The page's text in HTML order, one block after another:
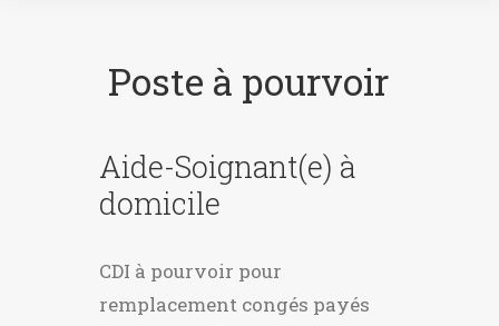
Poste à pourvoir
Aide-Soignant(e) à
domicile
CDI à pourvoir pour
remplacement congés payés